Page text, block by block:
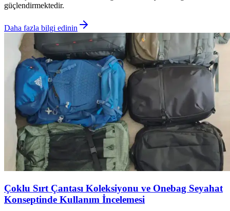
güçlendirmektedir.
Daha fazla bilgi edinin
Çoklu Sırt Çantası Koleksiyonu ve Onebag Seyahat
Konseptinde Kullanım İncelemesi